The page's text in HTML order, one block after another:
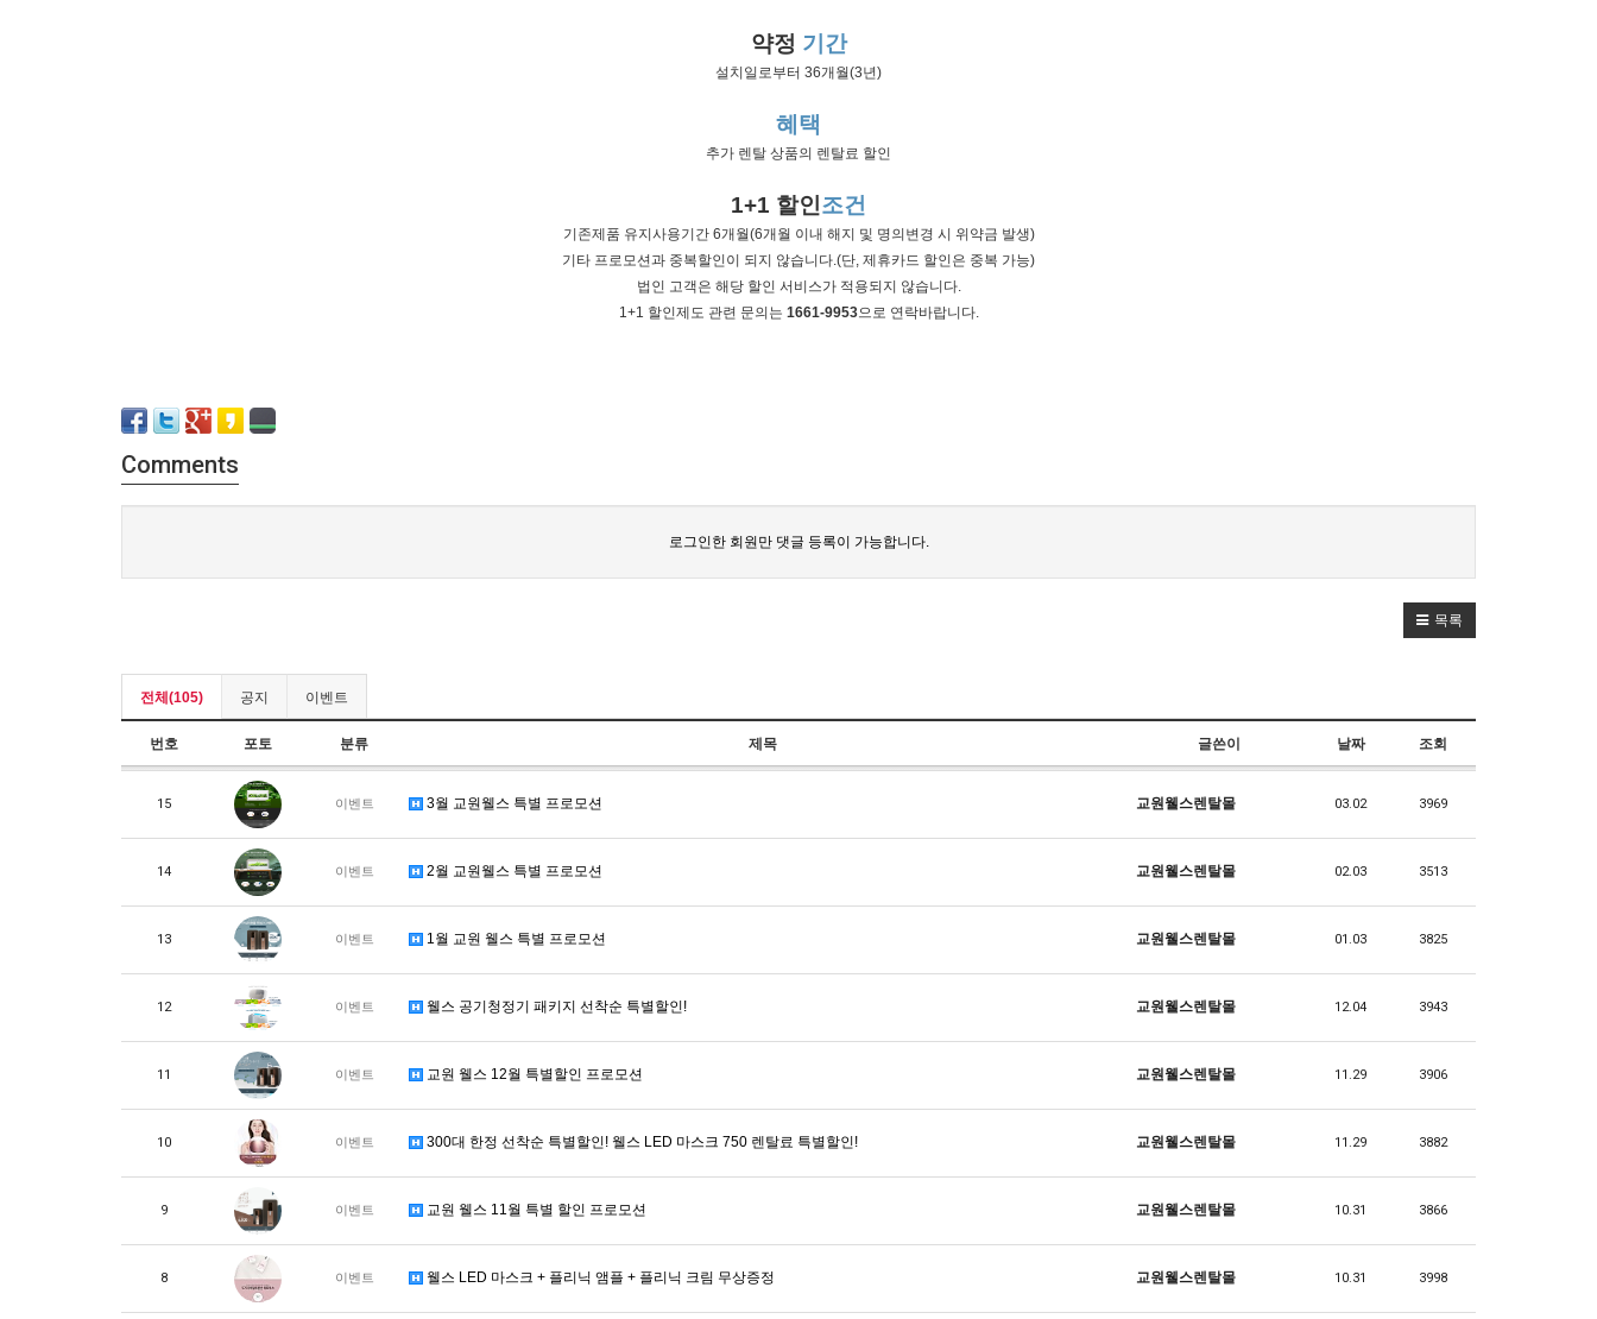
약정 기간
설치일로부터 36개월(3년)
혜택
추가 렌탈 상품의 렌탈료 할인
1+1 할인조건
기존제품 유지사용기간 6개월(6개월 이내 해지 및 명의변경 시 위약금 발생)
기타 프로모션과 중복할인이 되지 않습니다.(단, 제휴카드 할인은 중복 가능)
법인 고객은 해당 할인 서비스가 적용되지 않습니다.
1+1 할인제도 관련 문의는 1661-9953으로 연락바랍니다.
Comments
로그인한 회원만 댓글 등록이 가능합니다.
목록
전체(105) 공지 이벤트
번호 포토 분류 제목 글쓴이 날짜 조회
15 이벤트 3월 교원웰스 특별 프로모션 교원웰스렌탈몰 03.02 3969
14 이벤트 2월 교원웰스 특별 프로모션 교원웰스렌탈몰 02.03 3513
13 이벤트 1월 교원 웰스 특별 프로모션 교원웰스렌탈몰 01.03 3825
12 이벤트 웰스 공기청정기 패키지 선착순 특별할인! 교원웰스렌탈몰 12.04 3943
11 이벤트 교원 웰스 12월 특별할인 프로모션 교원웰스렌탈몰 11.29 3906
10 이벤트 300대 한정 선착순 특별할인! 웰스 LED 마스크 750 렌탈료 특별할인! 교원웰스렌탈몰 11.29 3882
9 이벤트 교원 웰스 11월 특별 할인 프로모션 교원웰스렌탈몰 10.31 3866
8 이벤트 웰스 LED 마스크 + 플리닉 앰플 + 플리닉 크림 무상증정 교원웰스렌탈몰 10.31 3998